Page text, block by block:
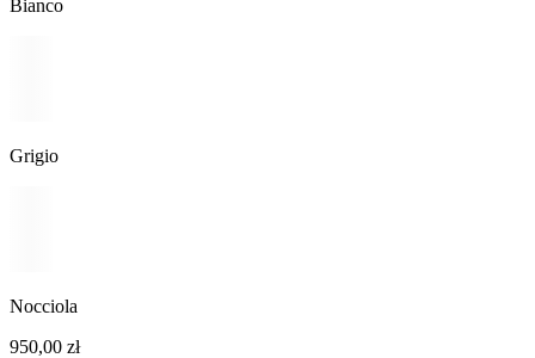
Bianco
Grigio
Nocciola
950,00 zł